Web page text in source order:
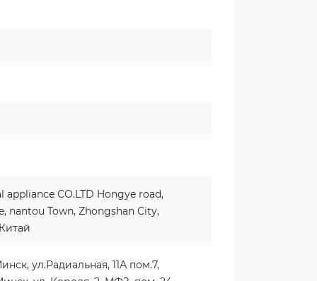
CO.LTD Hongye road,
nantou Town, Zhongshan City,
ул.Радиальная, 11А пом.7,